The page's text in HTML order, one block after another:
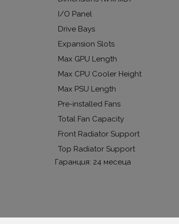
I/O Panel
Drive Bays
Expansion Slots
Max GPU Length
Max CPU Cooler Height
Max PSU Length
Pre-installed Fans
Total Fan Capacity
Front Radiator Support
Top Radiator Support
Гаранция: 24 месеца